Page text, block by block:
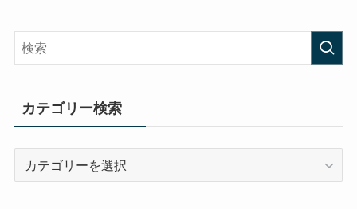
カテゴリー検索